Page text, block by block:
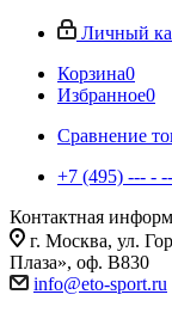
Личный
Корзина0
Избранное0
Сравнение
+7 (495) --- -
Контактная
г. Москва, ул.
Плаза», оф. В830
info@eto-sport.ru